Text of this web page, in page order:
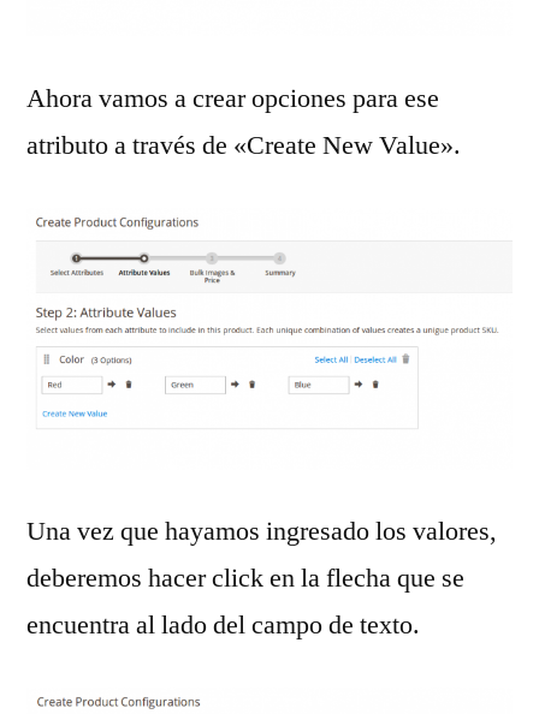
Ahora vamos a crear opciones para ese
atributo a través de «Create New Value».
Una vez que hayamos ingresado los valores,
deberemos hacer click en la flecha que se
encuentra al lado del campo de texto.